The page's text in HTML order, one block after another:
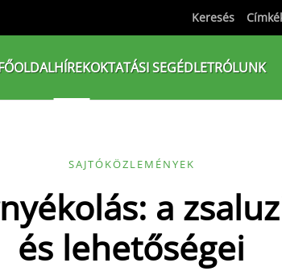
Keresés
HÍREKOKTATÁSI SEGÉDLETRÓLUNK
SAJTÓKÖZLEMÉNYEK
a
és lehetőségei